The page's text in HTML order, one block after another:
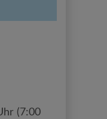
(7:00